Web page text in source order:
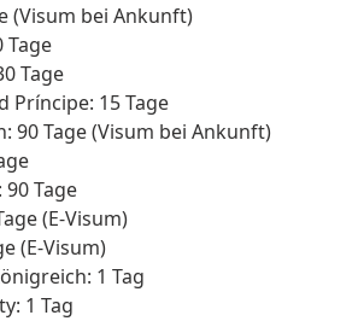
(Visum bei Ankunft)
Tage
Tage
Príncipe: 15 Tage
90 Tage (Visum bei Ankunft)
Tage
(E-Visum)
(E-Visum)
1 Tag
1 Tag